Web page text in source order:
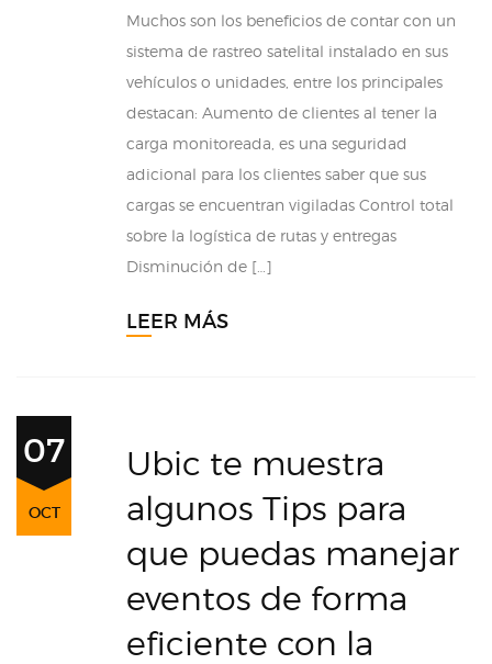
Muchos son los beneficios de contar con un
sistema de rastreo satelital instalado en sus
vehículos o unidades, entre los principales
destacan: Aumento de clientes al tener la
carga monitoreada, es una seguridad
adicional para los clientes saber que sus
cargas se encuentran vigiladas Control total
sobre la logística de rutas y entregas
Disminución de […]
LEER MÁS
07
OCT
Ubic te muestra
algunos Tips para
que puedas manejar
eventos de forma
eficiente con la